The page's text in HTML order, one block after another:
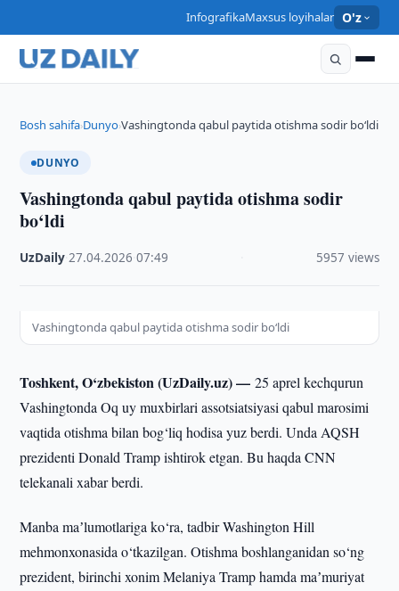
InfografikaMaxsus loyihalar O'z
Bosh sahifa›Dunyo›Vashingtonda qabul paytida otishma sodir bo‘ldi
DUNYO
Vashingtonda qabul paytida otishma sodir
bo‘ldi
UzDaily ·27.04.2026 ·07:49 5957 views
Vashingtonda qabul paytida otishma sodir bo‘ldi
Toshkent, O‘zbekiston (UzDaily.uz) —25 aprel kechqurun
Vashingtonda Oq uy muxbirlari assotsiatsiyasi qabul marosimi
vaqtida otishma bilan bog‘liq hodisa yuz berdi. Unda AQSH
prezidenti Donald Tramp ishtirok etgan. Bu haqda CNN
telekanali xabar berdi.
Manba maʼlumotlariga ko‘ra, tadbir Washington Hill
mehmonxonasida o‘tkazilgan. Otishma boshlanganidan so‘ng
prezident, birinchi xonim Melaniya Tramp hamda maʼmuriyat